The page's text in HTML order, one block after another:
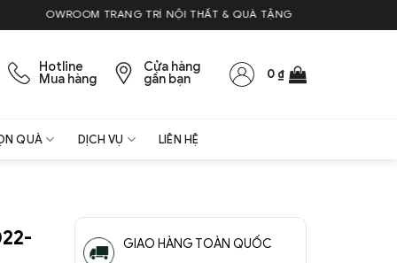
TRANG TRÍ NỘI THẤT & QUÀ TẶNG
Hotline
Mua hàng
Cửa hàng
gần bạn 0 ₫
QUÀ DỊCH VỤ LIÊN HỆ
GIAO HÀNG TOÀN QUỐC